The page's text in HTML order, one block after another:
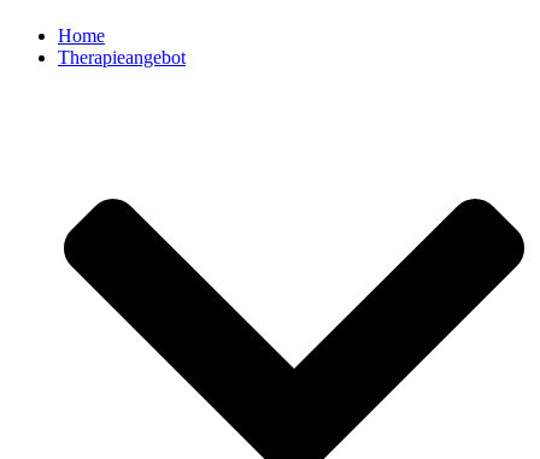
Home
Therapieangebot